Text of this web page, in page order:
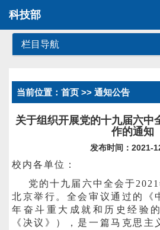
科技部
栏目导航
当前位置： 首页 >> 通知公告
关于组织开展党的十九届六中
作的通知
发布时间：2021-
校内各单位：
党的十九届六中全会于
北京举行。全会审议通过的《
年奋斗重大成就和历史经验
《决议》），是一篇马克思主